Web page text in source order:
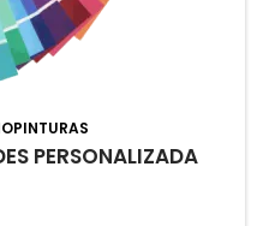
PERSONALIZADA